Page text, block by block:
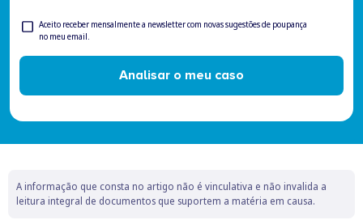
contactado
Newsletter
Aceito receber mensalmente a newsletter com novas sugestões de poupança
no meu email.
Analisar o meu caso
A informação que consta no artigo não é vinculativa e não invalida a
leitura integral de documentos que suportem a matéria em causa.